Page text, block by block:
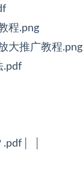
程.png
大推广教程.png
.pdf
.pdf│ │